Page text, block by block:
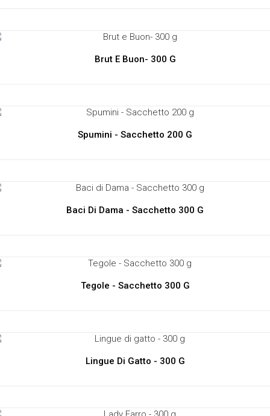
Brut E Buon- 300 G
Spumini - Sacchetto 200 G
Baci Di Dama - Sacchetto 300 G
Tegole - Sacchetto 300 G
Lingue Di Gatto - 300 G